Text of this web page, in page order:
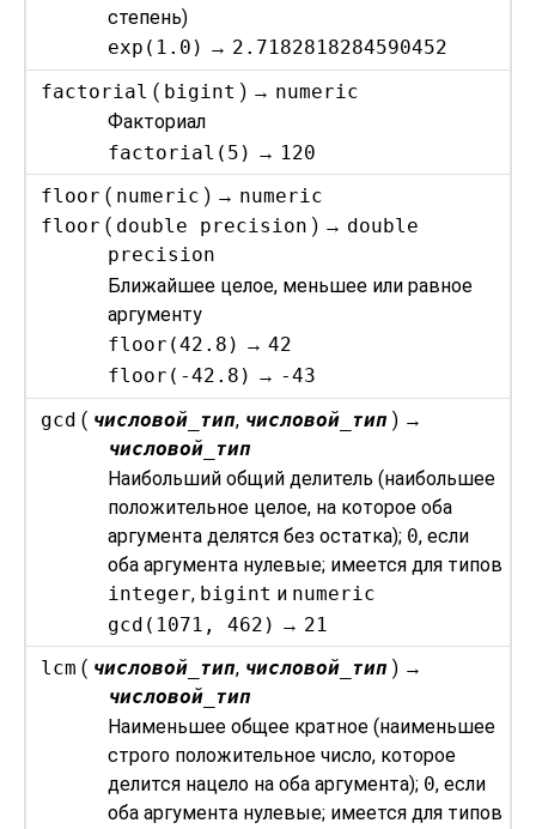
степень)
exp(1.0) → 2.7182818284590452
factorial ( bigint ) → numeric
Факториал
factorial(5) → 120
floor ( numeric ) → numeric
floor ( double precision ) → double
precision
Ближайшее целое, меньшее или равное
аргументу
floor(42.8) →42
floor(-42.8) → -43
gcd ( числовой_тип, числовой_тип ) →
числовой_тип
Наибольший общий делитель (наибольшее
положительное целое, на которое оба
аргумента делятся без остатка); 0, если
оба аргумента нулевые; имеется для типов
integer, bigint и numeric
gcd(1071, 462) → 21
lcm ( числовой_тип, числовой_тип ) →
числовой_тип
Наименьшее общее кратное (наименьшее
строго положительное число, которое
делится нацело на оба аргумента); 0, если
оба аргумента нулевые; имеется для типов